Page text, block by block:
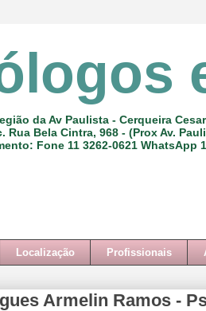
da Av Paulista - Cerqueira
Rua Bela Cintra, 968 - (Prox Av.
Fone 11 3262-0621 WhatsApp
Localização Profissionais
Armelin Ramos -